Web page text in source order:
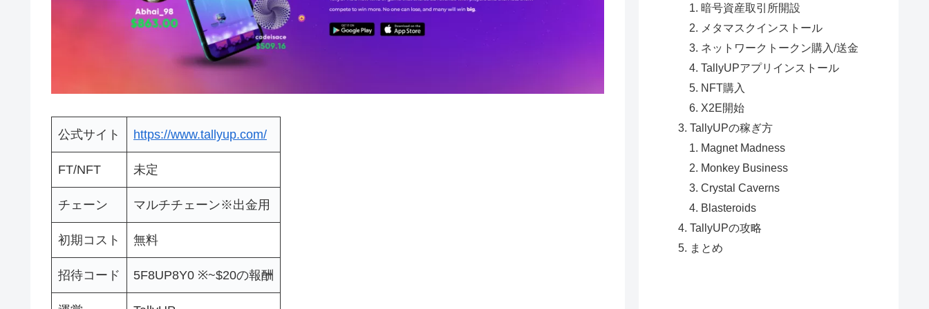
公式サイト https://www.tallyup.com/
FT/NFT 未定
チェーン マルチチェーン※出金用
初期コスト 無料
招待コード 5F8UP8Y0 ※~$20の報酬
暗号資産取引所開設
メタマスクインストール
ネットワークトークン購入/送金
TallyUPアプリインストール
NFT購入
X2E開始
TallyUPの稼ぎ方
Magnet Madness
Monkey Business
Crystal Caverns
Blasteroids
TallyUPの攻略
まとめ